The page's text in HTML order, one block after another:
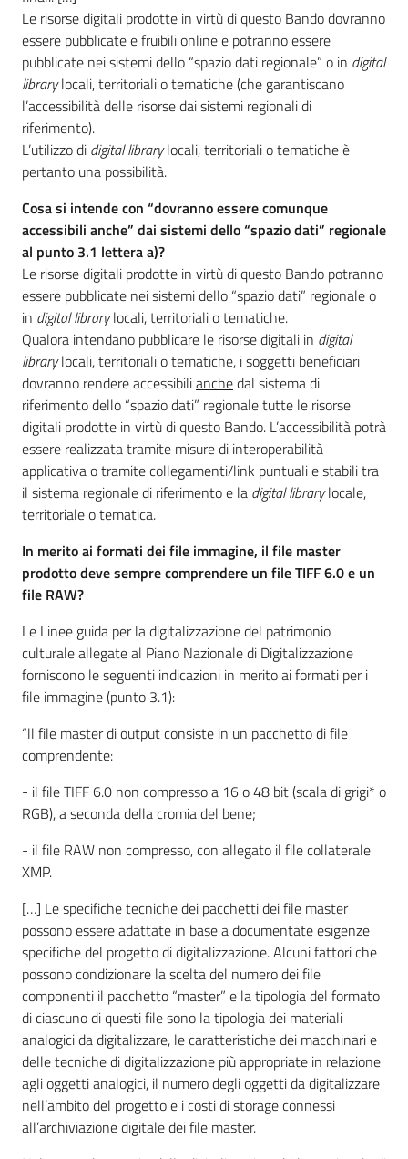
Le risorse digitali prodotte in virtù di questo Bando dovranno
essere pubblicate e fruibili online e potranno essere
pubblicate nei sistemi dello “spazio dati regionale” o in digital
librarylocali, territoriali o tematiche (che garantiscano
l’accessibilità delle risorse dai sistemi regionali di
riferimento).
L’utilizzo di digital librarylocali, territoriali o tematiche è
pertanto una possibilità.
Cosa si intende con “dovranno essere comunque
accessibili anche” dai sistemi dello “spazio dati” regionale
al punto 3.1 lettera a)?
Le risorse digitali prodotte in virtù di questo Bando potranno
essere pubblicate nei sistemi dello “spazio dati” regionale o
in digital librarylocali, territoriali o tematiche.
Qualora intendano pubblicare le risorse digitali in digital
librarylocali, territoriali o tematiche, i soggetti beneficiari
dovranno rendere accessibilianchedal sistema di
riferimento dello “spazio dati” regionale tutte le risorse
digitali prodotte in virtù di questo Bando. L’accessibilità potrà
essere realizzata tramite misure di interoperabilità
applicativa o tramite collegamenti/link puntuali e stabili tra
il sistema regionale di riferimento e la digital librarylocale,
territoriale o tematica.
In merito ai formati dei file immagine, il file master
prodotto deve sempre comprendere un file TIFF 6.0 e un
file RAW?
Le Linee guida per la digitalizzazione del patrimonio
culturale allegate al Piano Nazionale di Digitalizzazione
forniscono le seguenti indicazioni in merito ai formati per i
file immagine (punto 3.1):
“ll file master di output consiste in un pacchetto di file
comprendente:
- il file TIFF 6.0 non compresso a 16 o 48 bit (scala di grigi* o
RGB), a seconda della cromia del bene;
- il file RAW non compresso, con allegato il file collaterale
XMP.
[…] Le specifiche tecniche dei pacchetti dei file master
possono essere adattate in base a documentate esigenze
specifiche del progetto di digitalizzazione. Alcuni fattori che
possono condizionare la scelta del numero dei file
componenti il pacchetto “master” e la tipologia del formato
di ciascuno di questi file sono la tipologia dei materiali
analogici da digitalizzare, le caratteristiche dei macchinari e
delle tecniche di digitalizzazione più appropriate in relazione
agli oggetti analogici, il numero degli oggetti da digitalizzare
nell’ambito del progetto e i costi di storage connessi
all’archiviazione digitale dei file master.